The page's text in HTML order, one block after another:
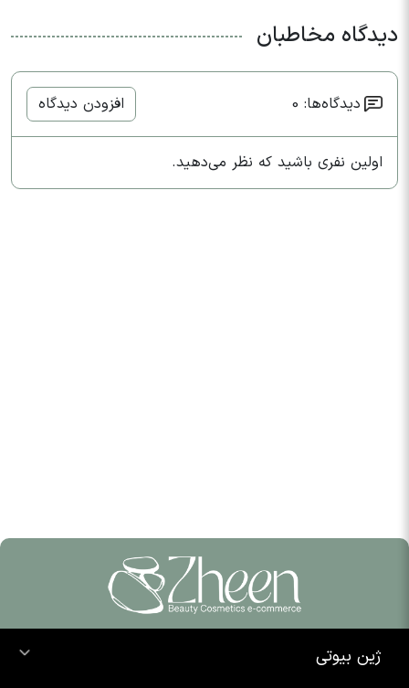
دیدگاه مخاطبان
دیدگاه‌ها: 0 افزودن دیدگاه
اولین نفری باشید که نظر می‌دهید.
ژین بیوتی